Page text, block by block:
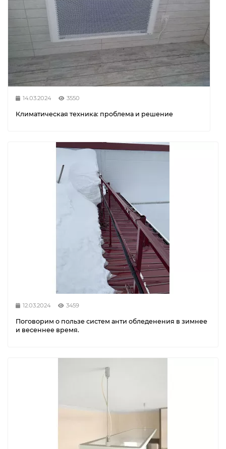
14.03.2024 3550
Климатическая техника: проблема и решение
12.03.2024 3459
Поговорим о пользе систем анти обледенения в зимнее
и весеннее время.